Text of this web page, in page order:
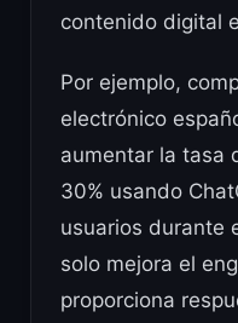
contenido digital
Por ejemplo,
electrónico
aumentar la tasa
30% usando
usuarios durante
solo mejora el
proporciona